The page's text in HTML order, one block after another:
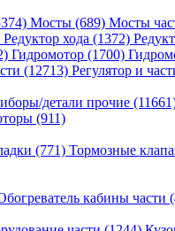
Мосты (689) Мосты
Редуктор хода (1372)
Гидромотор (1700)
(12713) Регулятор и
детали прочие
(911)
(771) Тормозные
кабины части